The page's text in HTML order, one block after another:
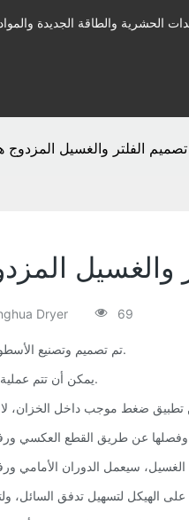
الحشرية والطاقة الجديدة
Dryer 69
1. تم تصميم وتصنيع الأسطوانة بأكملها وفقًا لوعاء الضغط.
2. يمكن أن تتم عملية العمل بأكملها في بيئة مغلقة.